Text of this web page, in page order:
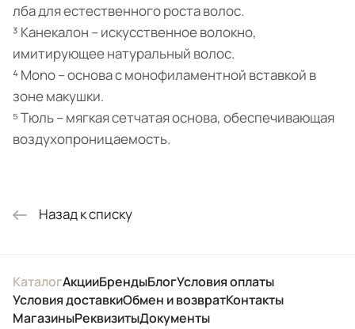
лба для естественного роста волос.
³ Канекалон – искусственное волокно,
имитирующее натуральный волос.
⁴ Mono – основа с монофиламентной вставкой в
зоне макушки.
⁵ Тюль – мягкая сетчатая основа, обеспечивающая
воздухопроницаемость.
Назад к списку
КаталогАкцииБрендыБлогУсловия оплаты
Условия доставкиОбмен и возвратКонтакты
МагазиныРеквизитыДокументы